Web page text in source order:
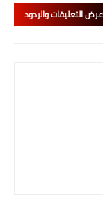
عرض التعليقات والردود